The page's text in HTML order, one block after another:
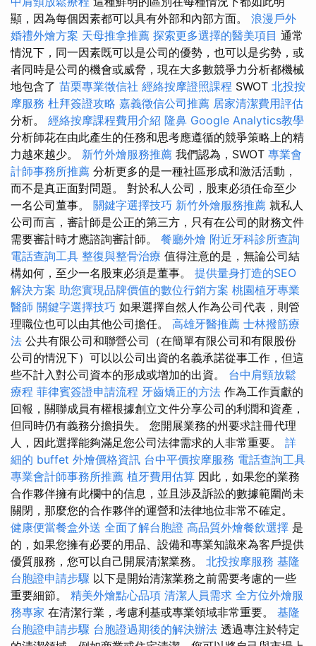
顯，因為每個因素都可以具有外部和內部方面。 浪漫戶外
婚禮外燴方案 天母推拿推薦 探索更多選擇的醫美項目 通常
情況下，同一因素既可以是公司的優勢，也可以是劣勢，或
者同時是公司的機會或威脅，現在大多數競爭力分析都機械
地包含了 苗栗專業徵信社 經絡按摩證照課程 SWOT 北投按
摩服務 杜拜簽證攻略 嘉義徵信公司推薦 居家清潔費用評估
分析。 經絡按摩課程費用介紹 隆鼻 Google Analytics教學
分析師花在由此產生的任務和思考應遵循的競爭策略上的精
力越來越少。 新竹外燴服務推薦 我們認為，SWOT 專業會
計師事務所推薦 分析更多的是一種社區形成和激活活動，
而不是真正面對問題。 對於私人公司，股東必須任命至少
一名公司董事。 關鍵字選擇技巧 新竹外燴服務推薦 就私人
公司而言，審計師是公正的第三方，只有在公司的財務文件
需要審計時才應諮詢審計師。 餐廳外燴 附近牙科診所查詢
電話查詢工具 整復與整骨治療 值得注意的是，無論公司結
構如何，至少一名股東必須是董事。 提供量身打造的SEO
解決方案 助您實現品牌價值的數位行銷方案 桃園植牙專業
醫師 關鍵字選擇技巧 如果選擇自然人作為公司代表，則管
理職位也可以由其他公司擔任。 高雄牙醫推薦 士林撥筋療
法 公共有限公司和聯營公司（在簡單有限公司和有限股份
公司的情況下）可以以公司出資的名義承諾從事工作，但這
些不計入對公司資本的形成或增加的出資。 台中肩頸放鬆
療程 菲律賓簽證申請流程 牙齒矯正的方法 作為工作貢獻的
回報，關聯成員有權根據創立文件分享公司的利潤和資產，
但同時仍有義務分擔損失。 您開展業務的州要求註冊代理
人，因此選擇能夠滿足您公司法律需求的人非常重要。 詳
細的 buffet 外燴價格資訊 台中平價按摩服務 電話查詢工具
專業會計師事務所推薦 植牙費用估算 因此，如果您的業務
合作夥伴擁有此欄中的信息，並且涉及訴訟的數據範圍尚未
關閉，那麼您的合作夥伴的運營和法律地位非常不確定。
健康便當餐盒外送 全面了解台胞證 高品質外燴餐飲選擇 是
的，如果您擁有必要的用品、設備和專業知識來為客戶提供
優質服務，您可以自己開展清潔業務。 北投按摩服務 基隆
台胞證申請步驟 以下是開始清潔業務之前需要考慮的一些
重要細節。 精美外燴點心品項 清潔人員需求 全方位外燴服
務專家 在清潔行業，考慮利基或專業領域非常重要。 基隆
台胞證申請步驟 台胞證過期後的解決辦法 透過專注於特定